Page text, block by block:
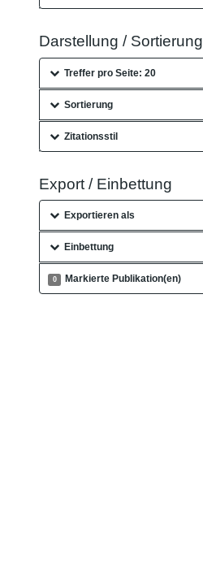
Darstellung / Sortierung
Treffer pro Seite: 20
Sortierung
Zitationsstil
Export / Einbettung
Exportieren als
Einbettung
0 Markierte Publikation(en)